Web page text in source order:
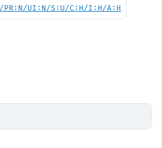
PR:N/UI:N/S:U/C:H/I:H/A:H